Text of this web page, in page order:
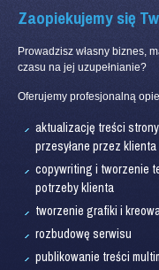
Zaopiekujemy się
Prowadzisz własny biznes,
czasu na jej uzupełnianie?
Oferujemy profesjonalną
aktualizację treści
przesyłane przez klienta
copywriting i tworzenie
potrzeby klienta
tworzenie grafiki i
rozbudowę serwisu
publikowanie treści